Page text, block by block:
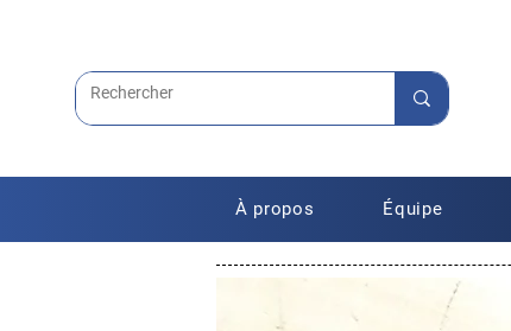
À propos Équipe